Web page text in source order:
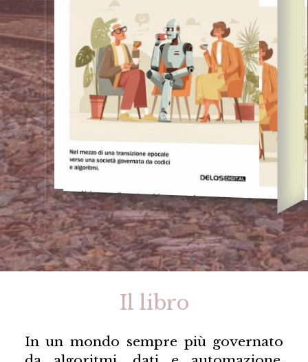
Il libro
In un mondo sempre più governato